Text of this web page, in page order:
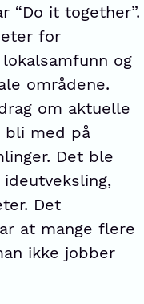
“Do it together”.
for
og
områdene.
om aktuelle
bli med på
Det ble
Det
at mange flere
ikke jobber